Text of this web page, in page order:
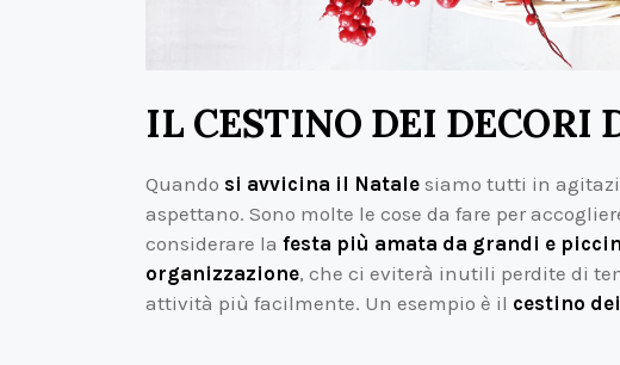
IL CESTINO DEI DECORI
Quando si avvicina il Natale siamo tutti in
aspettano. Sono molte le cose da fare per
considerare la festa più amata da grandi e
organizzazione, che ci eviterà inutili perdite di
attività più facilmente. Un esempio è il cestino